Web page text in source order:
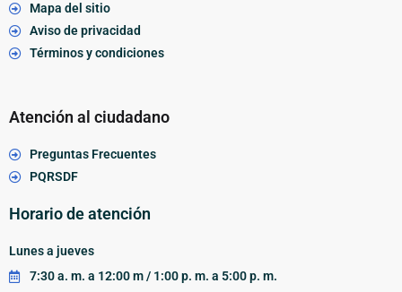
Mapa del sitio
Aviso de privacidad
Términos y condiciones
Atención al ciudadano
Preguntas Frecuentes
PQRSDF
Horario de atención
Lunes a jueves
7:30 a. m. a 12:00 m / 1:00 p. m. a 5:00 p. m.